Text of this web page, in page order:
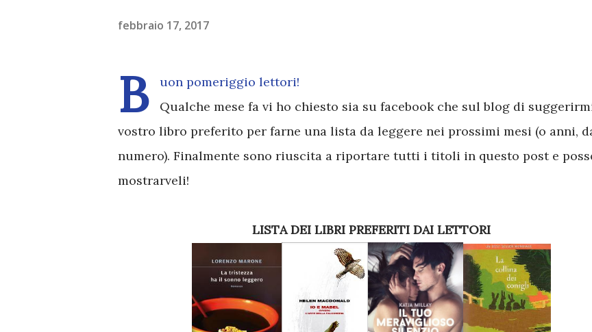
febbraio 17, 2017
B
uon pomeriggio lettori!
Qualche mese fa vi ho chiesto sia su facebook che sul blog di
vostro libro preferito per farne una lista da leggere nei prossimi mesi (o anni,
numero). Finalmente sono riuscita a riportare tutti i titoli in questo post e
mostrarveli!
LISTA DEI LIBRI PREFERITI DAI LETTORI